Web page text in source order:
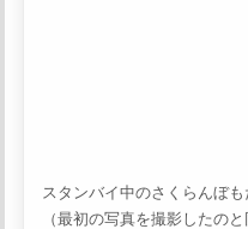
スタンバイ中のさくらんぼも
（最初の写真を撮影したの